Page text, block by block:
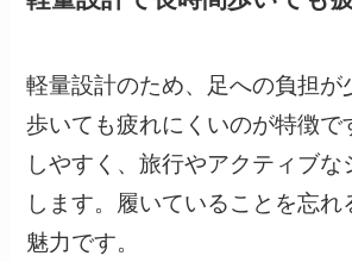
軽量設計のため、足への負担が
歩いても疲れにくいのが特徴で
しやすく、旅行やアクティブな
します。履いていることを忘れ
魅力です。